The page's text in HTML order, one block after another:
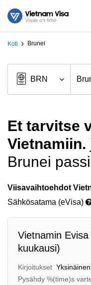
Koti Brunei
Et tarvitse
Vietnamiin.
Brunei passi
Viisavaihtoehdot
Sähkösatama (eVisa)
Vietnamin
kuukausi)
Kirjoitukset Yksinäinen
Pysähdy %(time)s